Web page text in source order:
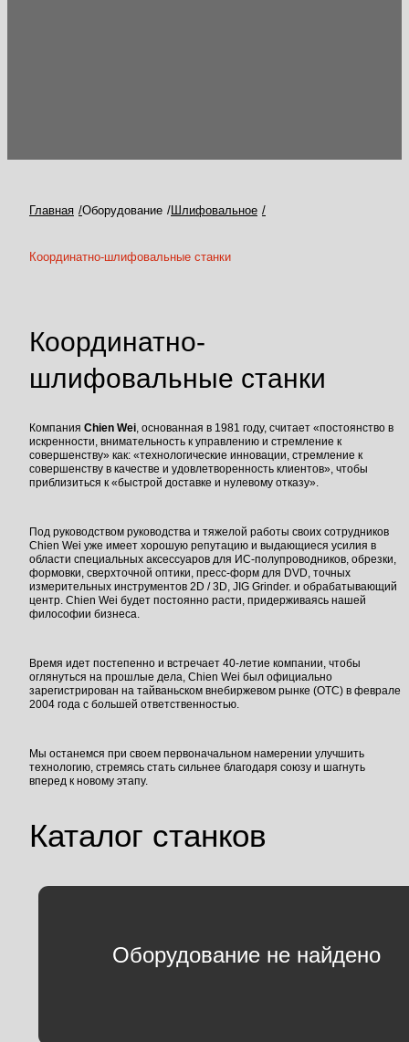
Главная Оборудование Шлифовальное
Координатно-шлифовальные станки
Координатно-
шлифовальные станки
Компания Chien Wei, основанная в 1981 году, считает «постоянство в
искренности, внимательность к управлению и стремление к
совершенству» как: «технологические инновации, стремление к
совершенству в качестве и удовлетворенность клиентов», чтобы
приблизиться к «быстрой доставке и нулевому отказу».
Под руководством руководства и тяжелой работы своих сотрудников
Chien Wei уже имеет хорошую репутацию и выдающиеся усилия в
области специальных аксессуаров для ИС-полупроводников, обрезки,
формовки, сверхточной оптики, пресс-форм для DVD, точных
измерительных инструментов 2D / 3D, JIG Grinder. и обрабатывающий
центр. Chien Wei будет постоянно расти, придерживаясь нашей
философии бизнеса.
Время идет постепенно и встречает 40-летие компании, чтобы
оглянуться на прошлые дела, Chien Wei был официально
зарегистрирован на тайваньском внебиржевом рынке (OTC) в феврале
2004 года с большей ответственностью.
Мы останемся при своем первоначальном намерении улучшить
технологию, стремясь стать сильнее благодаря союзу и шагнуть
вперед к новому этапу.
Каталог станков
Оборудование не найдено